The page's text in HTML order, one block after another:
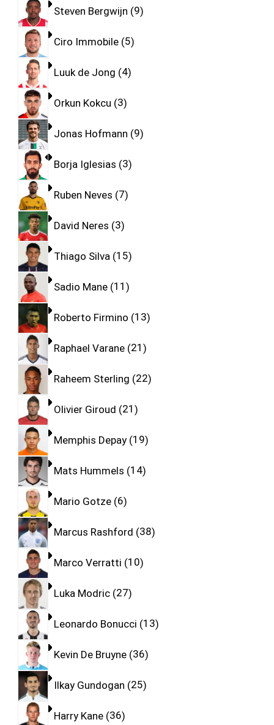
Steven Bergwijn 9
Ciro Immobile 5
Luuk de Jong 4
Orkun Kokcu 3
Jonas Hofmann 9
Borja Iglesias 3
Ruben Neves 7
David Neres 3
Thiago Silva 15
Sadio Mane 11
Roberto Firmino 13
Raphael Varane 21
Raheem Sterling 22
Olivier Giroud 21
Memphis Depay 19
Mats Hummels 14
Mario Gotze 6
Marcus Rashford 38
Marco Verratti 10
Luka Modric 27
Leonardo Bonucci 13
Kevin De Bruyne 36
Ilkay Gundogan 25
Harry Kane 36